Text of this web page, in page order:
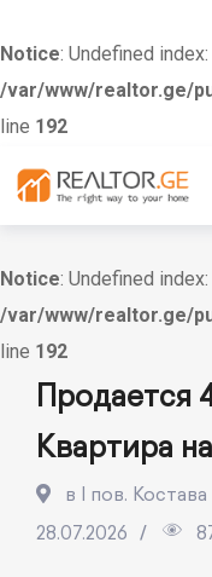
Notice: Undefined
/var/www/realtor.ge/
line 192
Notice: Undefined
/var/www/realtor.ge/
line 192
Продается
Квартира
в I пов. Костава
28.07.2026